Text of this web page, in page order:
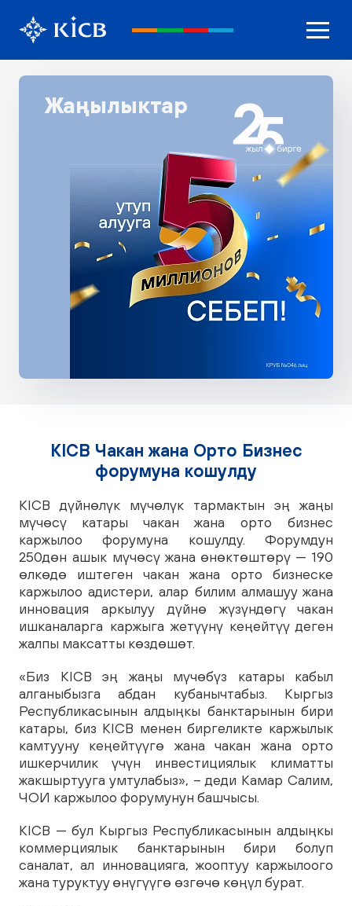
Жаңылыктар
KICB Чакан жана Орто Бизнес
форумуна кошулду
KICB дүйнөлүк мүчөлүк тармактын эң жаңы
мүчөсү катары чакан жана орто бизнес
каржылоо форумуна кошулду. Форумдун
250дөн ашык мүчөсү жана өнөктөштөрү — 190
өлкөдө иштеген чакан жана орто бизнеске
каржылоо адистери, алар билим алмашуу жана
инновация аркылуу дүйнө жүзүндөгү чакан
ишканаларга каржыга жетүүнү кеңейтүү деген
жалпы максатты көздөшөт.
«Биз KICB эң жаңы мүчөбүз катары кабыл
алганыбызга абдан кубанычтабыз. Кыргыз
Республикасынын алдыңкы банктарынын бири
катары, биз KICB менен биргеликте каржылык
камтууну кеңейтүүгө жана чакан жана орто
ишкерчилик үчүн инвестициялык климатты
жакшыртууга умтулабыз», – деди Камар Салим,
ЧОИ каржылоо форумунун башчысы.
KICB — бул Кыргыз Республикасынын алдыңкы
коммерциялык банктарынын бири болуп
саналат, ал инновацияга, жооптуу каржылоого
жана туруктуу өнүгүүгө өзгөчө көңүл бурат.